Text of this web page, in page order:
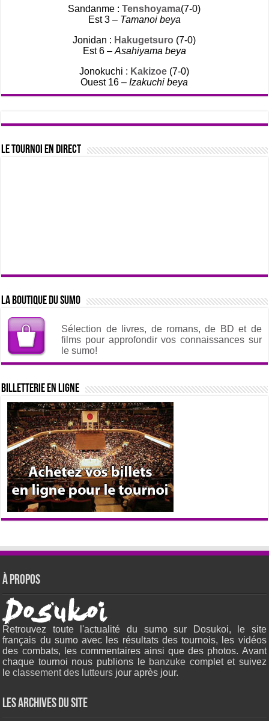
Sandanme :Tenshoyama(7-0)
Est 3 – Tamanoi beya
Jonidan : Hakugetsuro (7-0)
Est 6 – Asahiyama beya
Jonokuchi : Kakizoe (7-0)
Ouest 16 –Izakuchi beya
Le tournoi en direct
La boutique du sumo
Sélection de livres, de romans, de BD et de
films pour approfondir vos connaissances sur
le sumo!
Billetterie en ligne
À propos
Retrouvez toute l'actualité du sumo sur Dosukoi, le site
français du sumo avec les résultats des tournois, les vidéos
des combats, les commentaires ainsi que des photos. Avant
chaque tournoi nous publions le banzuke complet et suivez
leclassement des lutteurs jour après jour.
Les archives du site